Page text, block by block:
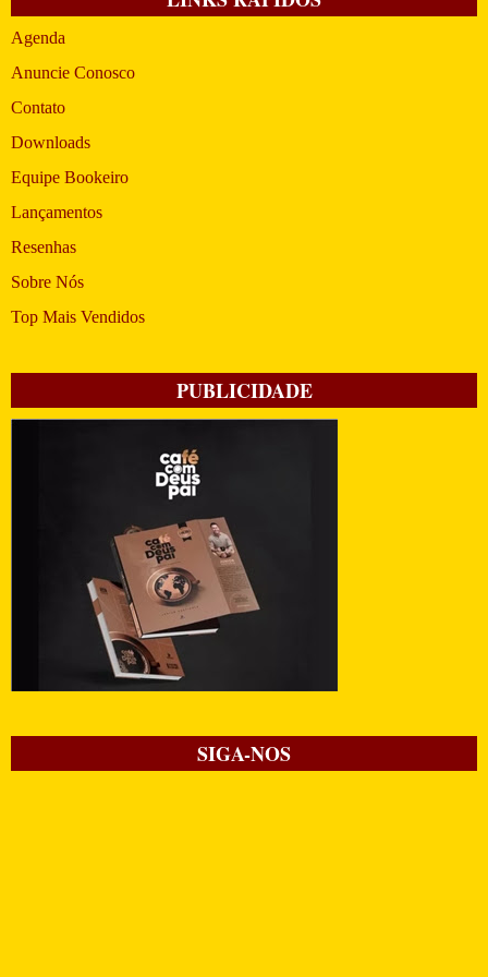
Agenda
Anuncie Conosco
Contato
Downloads
Equipe Bookeiro
Lançamentos
Resenhas
Sobre Nós
Top Mais Vendidos
PUBLICIDADE
SIGA-NOS